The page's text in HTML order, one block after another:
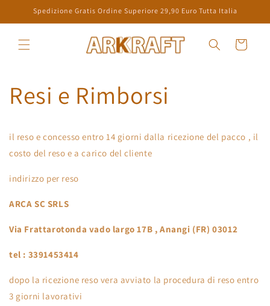
zum
Inhalt
Spedizione Gratis Ordine Superiore 29,90 Euro Tutta Italia
Warenkorb
Resi e Rimborsi
il reso e concesso entro 14 giorni dalla ricezione del pacco , il
costo del reso e a carico del cliente
indirizzo per reso
ARCA SC SRLS
Via Frattarotonda vado largo 17B , Anangi (FR) 03012
tel : 3391453414
dopo la ricezione reso vera avviato la procedura di reso entro
3 giorni lavorativi